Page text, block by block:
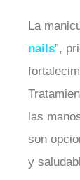
La
nails”,
las
son
y